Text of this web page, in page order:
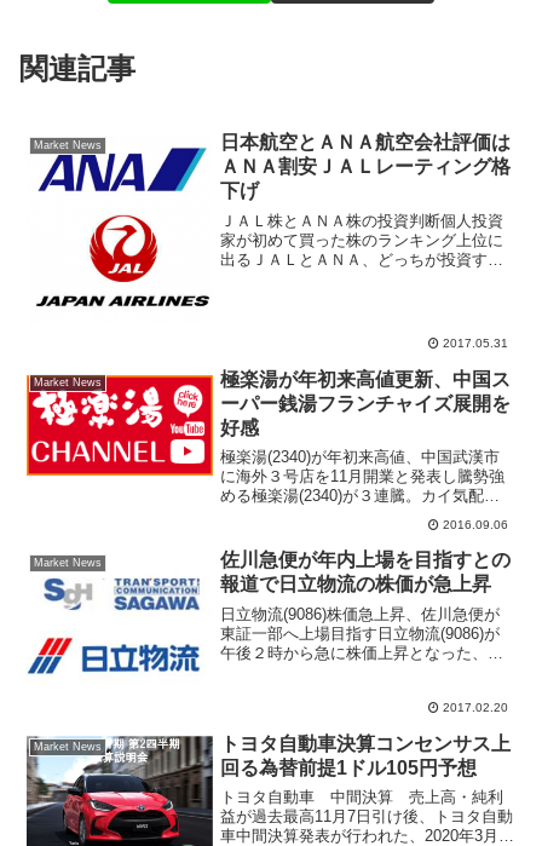
関連記事
Market News
日本航空とＡＮＡ航空会社評価は
ＡＮＡ割安ＪＡＬレーティング格
下げ
ＪＡＬ株とＡＮＡ株の投資判断個人投資
家が初めて買った株のランキング上位に
出るＪＡＬとＡＮＡ、どっちが投資する
2017.05.31
Market News
極楽湯が年初来高値更新、中国ス
ーパー銭湯フランチャイズ展開を
好感
極楽湯(2340)が年初来高値、中国武漢市
に海外３号店を11月開業と発表し騰勢強
める極楽湯(2340)が３連騰。カイ気配ス
タートし、前日比２９３円高の１３７８
円を付け、８月３０日につけた年初来高
値１２５７円を更新した。５日引け後
に、海外３号...
2016.09.06
Market News
佐川急便が年内上場を目指すとの
報道で日立物流の株価が急上昇
日立物流(9086)株価急上昇、佐川急便が
東証一部へ上場目指す日立物流(9086)が
午後２時から急に株価上昇となった、一
い、昨年７月２９日の１３４万８５００
株以来、数か月...
2017.02.20
Market News
トヨタ自動車決算コンセンサス上
回る為替前提1ドル105円予想
トヨタ自動車 中間決算 売上高・純利
益が過去最高11月7日引け後、トヨタ自動
車中間決算発表が行われた、2020年3月期